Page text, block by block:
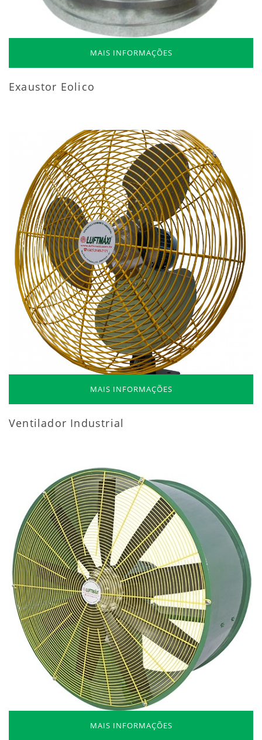
MAIS INFORMAÇÕES
Exaustor Eolico
MAIS INFORMAÇÕES
Ventilador Industrial
MAIS INFORMAÇÕES